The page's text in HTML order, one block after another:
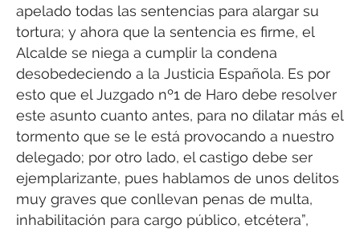
apelado todas las sentencias para alargar su
tortura; y ahora que la sentencia es firme, el
Alcalde se niega a cumplir la condena
desobedeciendo a la Justicia Española. Es por
esto que el Juzgado nº1 de Haro debe resolver
este asunto cuanto antes, para no dilatar más el
tormento que se le está provocando a nuestro
delegado; por otro lado, el castigo debe ser
ejemplarizante, pues hablamos de unos delitos
muy graves que conllevan penas de multa,
inhabilitación para cargo público, etcétera”,